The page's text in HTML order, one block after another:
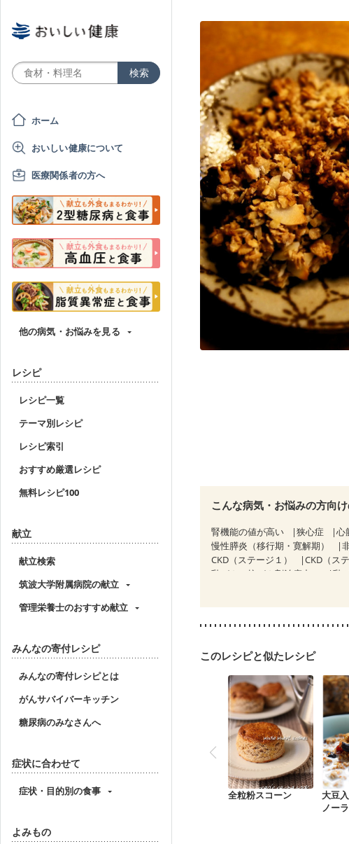
ホーム
おいしい健康について
医療関係者の方へ
他の病気・お悩みを見る
レシピ
レシピ一覧
テーマ別レシピ
レシピ索引
おすすめ厳選レシピ
無料レシピ100
献立
献立検索
筑波大学附属病院の献立
管理栄養士のおすすめ献立
みんなの寄付レシピ
みんなの寄付レシピとは
がんサバイバーキッチン
糖尿病のみなさんへ
症状に合わせて
症状・目的別の食事
よみもの
こんな病気・お悩みの方向
腎機能の値が高い 狭心症 心
慢性膵炎（移行期・寛解期）
CKD（ステージ１）
CKD（ス
乳がん（抗がん剤治療中）
乳
このレシピと似たレシピ
全粒粉スコーン
大豆
ノーラ